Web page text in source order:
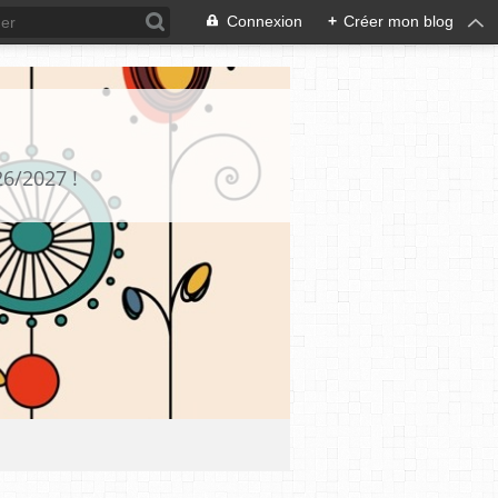
Connexion + Créer mon blog
2027 !